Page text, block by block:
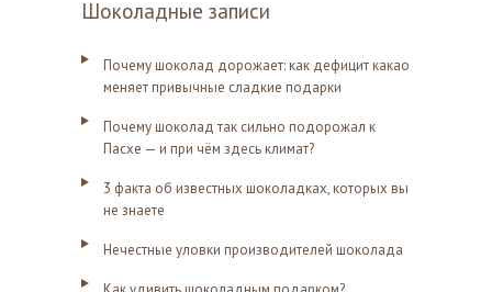
Шоколадные записи
Почему шоколад дорожает: как дефицит какао
меняет привычные сладкие подарки
Почему шоколад так сильно подорожал к
Пасхе — и при чём здесь климат?
3 факта об известных шоколадках, которых вы
не знаете
Нечестные уловки производителей шоколада